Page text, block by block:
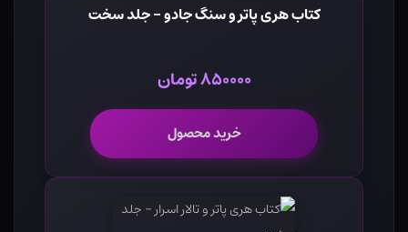
کتاب هری پاتر و سنگ جادو - جلد سخت
۸۵۰۰۰۰ تومان
خرید محصول